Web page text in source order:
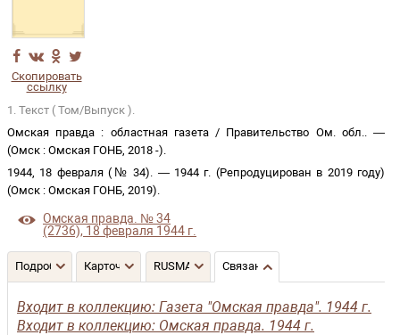
Скопировать
ссылку
1. Текст ( Том/Выпуск ).
Омская правда : областная газета / Правительство Ом. обл.. —
(Омск : Омская ГОНБ, 2018 -).
1944, 18 февраля (№ 34). —1944 г. (Репродуцирован в 2019 году)
(Омск : Омская ГОНБ, 2019).
Омская правда. № 34
(2736), 18 февраля 1944 г.
Подробнее Карточка RUSMARC Связанные записи
Входит в коллекцию: Газета "Омская правда". 1944 г.
Входит в коллекцию: Омская правда. 1944 г.